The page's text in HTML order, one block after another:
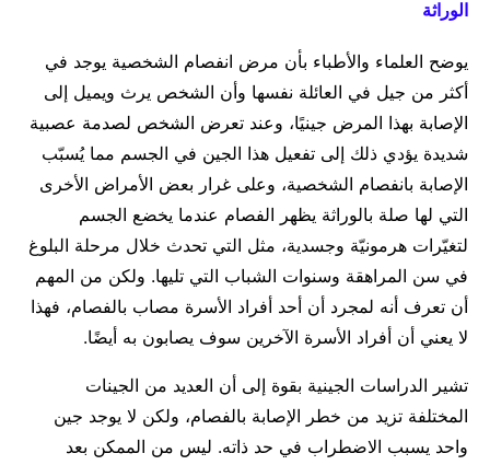
الوراثة
يوضح العلماء والأطباء بأن مرض انفصام الشخصية يوجد في
أكثر من جيل في العائلة نفسها وأن الشخص يرث ويميل إلى
الإصابة بهذا المرض جينيًا، وعند تعرض الشخص لصدمة عصبية
شديدة يؤدي ذلك إلى تفعيل هذا الجين في الجسم مما يُسبّب
الإصابة بانفصام الشخصية، وعلى غرار بعض الأمراض الأخرى
التي لها صلة بالوراثة يظهر الفصام عندما يخضع الجسم
لتغيّرات هرمونيّة وجسدية، مثل التي تحدث خلال مرحلة البلوغ
في سن المراهقة وسنوات الشباب التي تليها. ولكن من المهم
أن تعرف أنه لمجرد أن أحد أفراد الأسرة مصاب بالفصام، فهذا
لا يعني أن أفراد الأسرة الآخرين سوف يصابون به أيضًا.
تشير الدراسات الجينية بقوة إلى أن العديد من الجينات
المختلفة تزيد من خطر الإصابة بالفصام، ولكن لا يوجد جين
واحد يسبب الاضطراب في حد ذاته. ليس من الممكن بعد